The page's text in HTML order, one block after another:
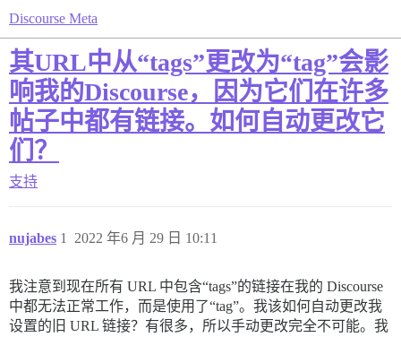
Discourse Meta
其URL中从“tags”更改为“tag”会影
响我的Discourse，因为它们在许多
帖子中都有链接。如何自动更改它
们？
支持
nujabes 2022 年6 月 29 日 10:11
1
我注意到现在所有 URL 中包含“tags”的链接在我的 Discourse
中都无法正常工作，而是使用了“tag”。我该如何自动更改我
设置的旧 URL 链接？有很多，所以手动更改完全不可能。我